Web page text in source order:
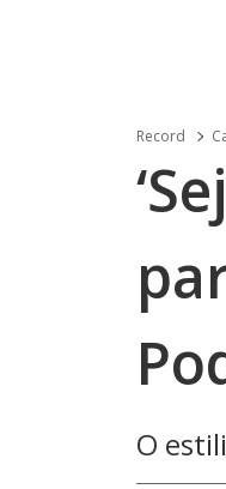
Record
O